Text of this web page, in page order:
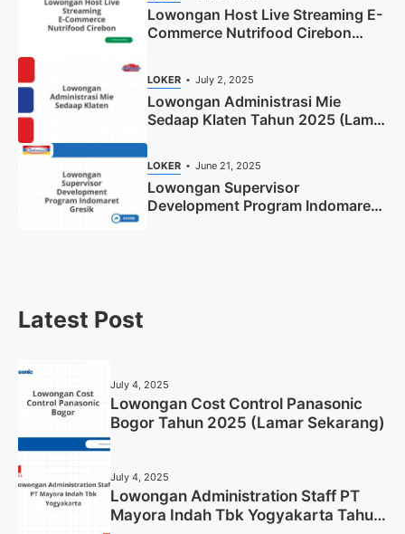
Lowongan Host Live Streaming E-
Commerce Nutrifood Cirebon
LOKER July 2, 2025
Lowongan Administrasi Mie
Sedaap Klaten Tahun 2025 (Lamar
LOKER June 21, 2025
Lowongan Supervisor
Development Program Indomaret
Latest Post
July 4, 2025
Lowongan Cost Control Panasonic
Bogor Tahun 2025 (Lamar Sekarang)
July 4, 2025
Lowongan Administration Staff PT
Mayora Indah Tbk Yogyakarta Tahun